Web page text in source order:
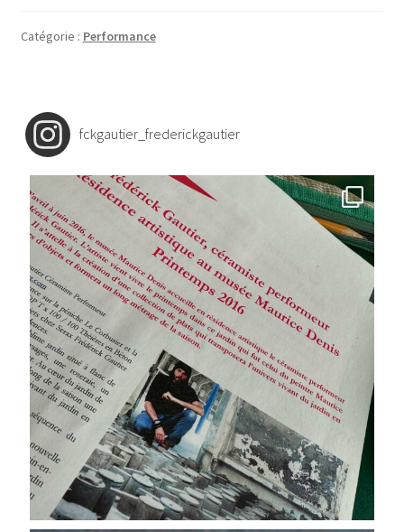
Catégorie : Performance
fckgautier_frederickgautier